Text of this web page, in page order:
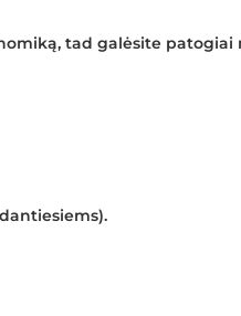
tad galėsite patogiai